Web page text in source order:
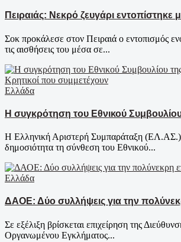
Πειραιάς: Νεκρό ζευγάρι εντοπίστηκε
Σοκ προκάλεσε στον Πειραιά ο εντοπισμός
τις αισθήσεις του μέσα σε...
Ελλάδα
Η συγκρότηση του Εθνικού
Η Ελληνική Αριστερή Συμπαράταξη
δημοσιότητα τη σύνθεση του Εθνικού...
Ελλάδα
ΔΑΟΕ: Δύο συλλήψεις για την
Σε εξέλιξη βρίσκεται επιχείρηση της
Οργανωμένου Εγκλήματος...